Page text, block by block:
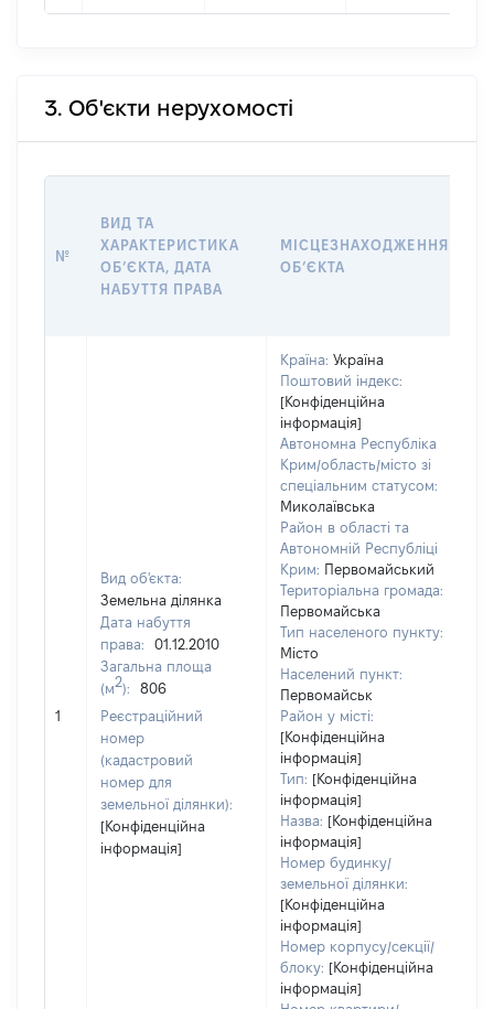
3. Об'єкти нерухомості
№
ВИД ТА
ХАРАКТЕРИСТИКА
ОБʼЄКТА, ДАТА
НАБУТТЯ ПРАВА
МІСЦЕЗНАХОДЖЕННЯ
ОБʼЄКТА
1
Вид об'єкта:
Земельна ділянка
Дата набуття
права:
01.12.2010
Загальна площа
(м2):
806
Реєстраційний
номер
(кадастровий
номер для
земельної ділянки):
[Конфіденційна
інформація]
Країна: Україна
Поштовий індекс:
[Конфіденційна
інформація]
Автономна Республіка
Крим/область/місто зі
спеціальним статусом:
Миколаївська
Район в області та
Автономній Республіці
Крим: Первомайський
Територіальна громада:
Первомайська
Тип населеного пункту:
Місто
Населений пункт:
Первомайськ
Район у місті:
[Конфіденційна
інформація]
Тип: [Конфіденційна
інформація]
Назва: [Конфіденційна
інформація]
Номер будинку/
земельної ділянки:
[Конфіденційна
інформація]
Номер корпусу/секції/
блоку: [Конфіденційна
інформація]